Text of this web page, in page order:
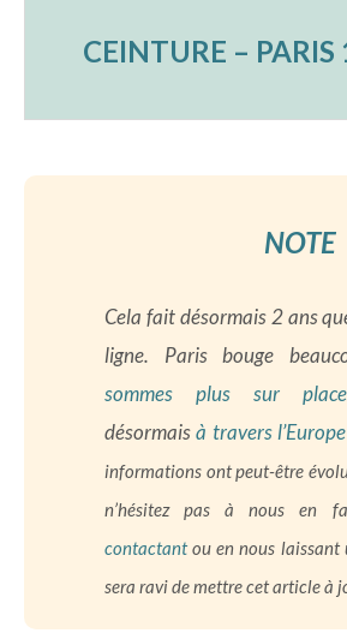
CEINTURE – PARIS
NOTE
Cela fait désormais 2 ans
ligne. Paris bouge
sommes plus sur place
désormais à travers l’Europe
informations ont peut-être
n’hésitez pas à nous en
contactantou en nous laissant
sera ravi de mettre cet article à